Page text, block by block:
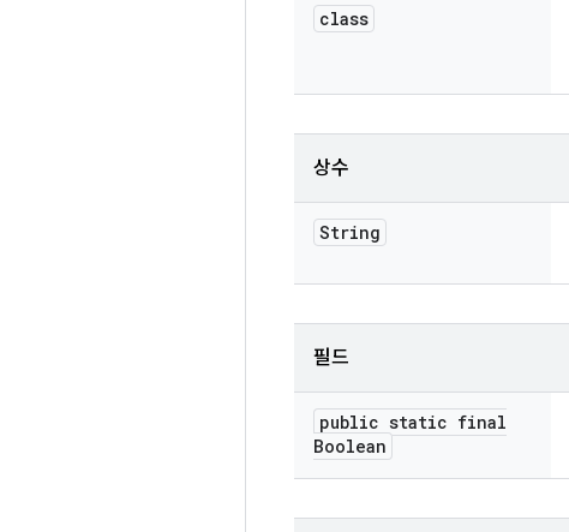
class
상수
String
필드
public static final
Boolean